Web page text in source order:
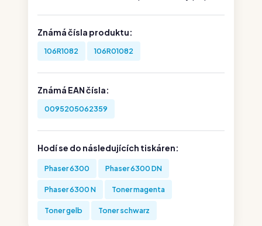
Známá čísla produktu:
106R1082 106R01082
Známá EAN čísla:
0095205062359
Hodí se do následujících tiskáren:
Phaser 6300 Phaser 6300 DN
Phaser 6300 N Toner magenta
Toner gelb Toner schwarz